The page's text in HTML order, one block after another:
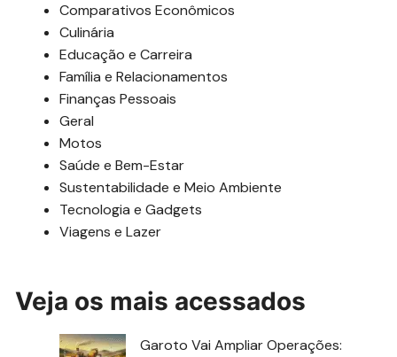
Comparativos Econômicos
Culinária
Educação e Carreira
Família e Relacionamentos
Finanças Pessoais
Geral
Motos
Saúde e Bem-Estar
Sustentabilidade e Meio Ambiente
Tecnologia e Gadgets
Viagens e Lazer
Veja os mais acessados
Garoto Vai Ampliar Operações: